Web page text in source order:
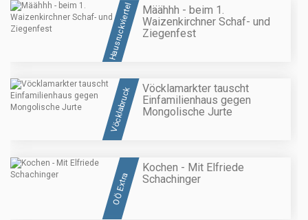
Hausruckviertel
Määhhh - beim 1.
Waizenkirchner Schaf- und
Ziegenfest
Vöcklabruck
Vöcklamarkter tauscht
Einfamilienhaus gegen
Mongolische Jurte
OÖ Extra
Kochen - Mit Elfriede
Schachinger